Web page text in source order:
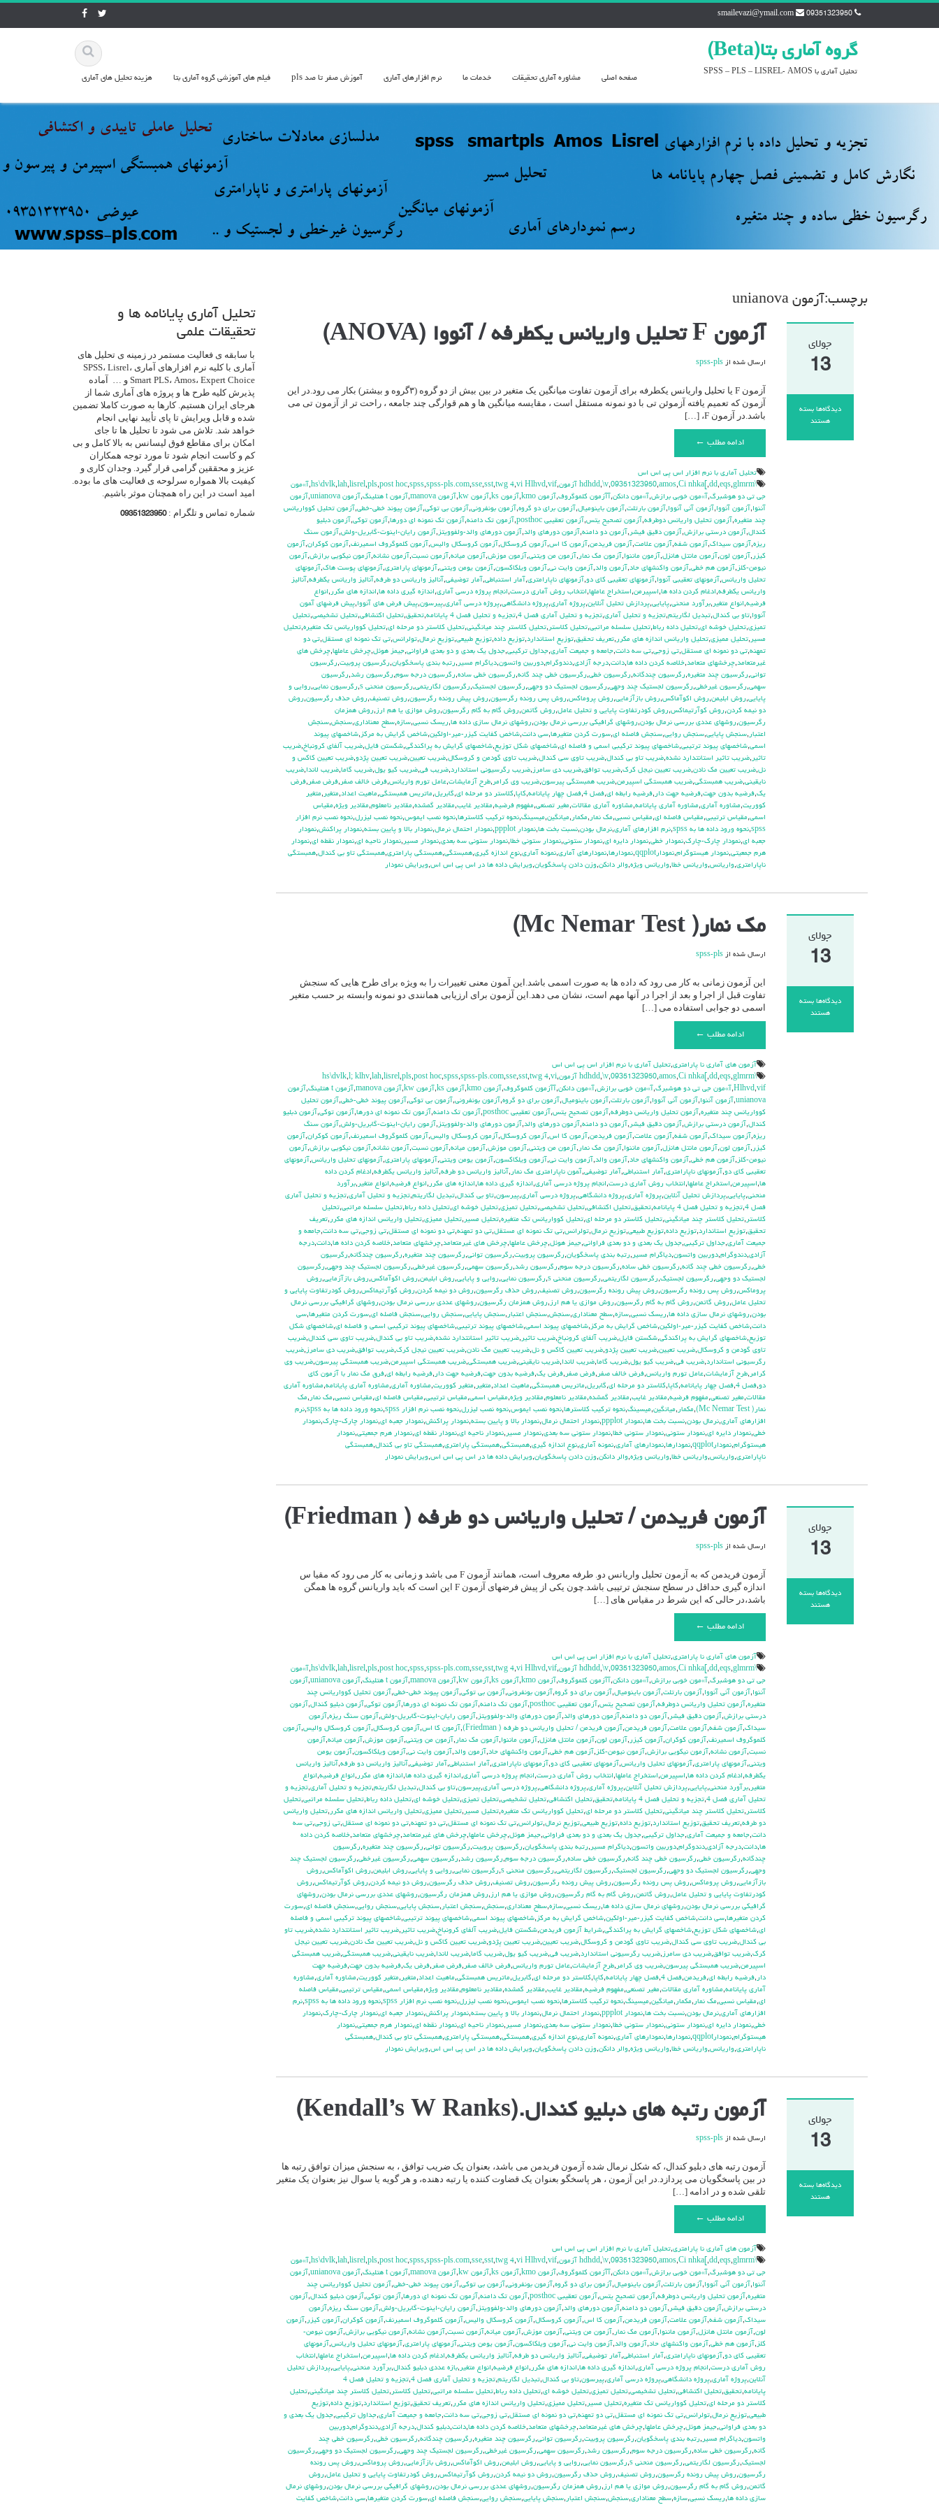
smailevazi@ymail.com
گروه آماري بتا(Beta)
تحليل آماري با SPSS – PLS – LISREL- AMOS
صفحه اصلی مشاوره آماري تحقيقات خدمات ما نرم افزارهای آماری آموزش صفر تا صد pls فيلم هاي آموزشي گروه آماري بتا هزينه تحليل هاي آماري
برچسب:آزمون unianova
جولای
13
دیدگاه‌ها
برای
بسته
هستند
آزمون F تحلیل واریانس یکطرفه / آنووا (ANOVA)
ارسال شده ازspss-pls
آزمون F یا تحلیل واریانس یکطرفه برای آزمون تفاوت میانگین یک متغیر در بین بیش از دو گروه (۳گروه و بیشتر) بکار می رود.در این
آزمون که تعمیم یافته آزموئن تی با دو نمونه مستقل است ، مقایسه میانگین ها و هم قوارگی چند جامعه ، راحت تر از آزمون تی می
باشد.در آزمون F، […]
ادامه مطلب ←
تحليل آماري با نرم افزار اس پي اس اس
\hdhdd
,\v,09351323950,amos,Ci nhka[ ,dd,eqs,glmrm آزمون ,
hs\dvlk,lah,lisrel,pls,post hoc,spss,spss-pls.com,sse,sst,twg 4,vi Hlhvd,vif
,آ»مون
جي تي دو هوشبرگ,آ»مون خوبي برازش,آ»مون دانكن,آآزمون كلموگروف,آزمون kmo ,آزمون ks ,آزمون kw ,آزمون manova ,آزمون t هتلينگ ,آزمون unianova ,آزمون
آننوا,آزمون آنووا,آزمون آني آنووا,آزمون بارتلت,آزمون باينوميال,آزمون براي دو گروه,آزمون بونفروني,آزمون بي توكي,آزمون پيوند خطي-خطي,آزمون تحليل كوواريانس
چند متغيره,آزمون تحليل واريانس دوطرفه,آزمون تصحيح يتس,آزمون تعقيبي posthoc ,آزمون تك دامنه,آزمون تك نمونه اي دورها,آزمون توكي,آزمون دبليو
كندال,آزمون درستي برازش,آزمون دقيق فيشر ,آزمون دو دامنه,آزمون دورهاي والد,آزمون دورهاي والد-ولفوويتز ,آزمون رايان-اينوت-گابريل-ولش,آزمون سنگ
ريزه,آزمون سيداك,آزمون شفه,آزمون علامت,آزمون فريدمن,آزمون كا اس,آزمون كروسكال,آزمون كروسكال واليس,آزمون كلموگروف اسميرنف,آزمون كوكران,آزمون
كيزر ,آزمون لون,آزمون مانتل هانزل,آزمون ماننوا,آزمون مك نمار ,آزمون من ويتني,آزمون موزش,آزمون ميانه,آزمون نسبت,آزمون نشانه,آزمون نيكويي برازش,آزمون
نيومن-كلز ,آزمون هم خطي,آزمون واكنشهاي حاد,آزمون والد,آزمون وايت ني,آزمون ويلكاكسون,آزمون يومن ويتني,آزمونهاي پارامتري,آزمونهاي پوست هاك,آزمونهاي
تحليل واريانس,آزمونهاي تعقيبي آنووا,آزمونهاي تعقيبي كاي دو,آزمونهاي ناپارامتري,آمار استنباطي,آمار توضيفي,آناليز واريانس دو طرفه,آناليز واريانس يكطرفه,آناليز
واريانس يکطرفه,ادغام كردن داده ها,اسپيرمن,استخراج عاملها,انتخاب روش آماري درست,انجام پروژه درسي آماري,اندازه گيري داده ها,اندازه هاي مكرر ,انواع
فرضيه,انواع متغير ,برآورد منحني,پايايي,پردازش تحليل آنلاين,پروژه آماري,پروژه دانشگاهي,پروژه درسي آماري,پيرسون,پيش فرض هاي آنووا,پيش فرضهاي آ‍مون
آنووا,تاو بي کندال,تبديل لگاريتم,تجزيه و تحليل آماري,تجزيه و تحليل آماري فصل 4 ,تجزيه و تحليل فصل 4 پايانامه ,تحقيق,تحليل اكتشافي,تحليل تشخيصي,تحليل
تميزي,تحليل خوشه اي,تحليل داده رباط,تحليل سلسله مراتبي,تحليل كلاستر ,تحليل كلاستر چند ميانگيني,تحليل كلاستر دو مرحله اي,تحليل كوواريانس تك متغيره,تحليل
مسير ,تحليل مميزي,تحليل واريانس اندازه هاي مكرر ,تعريف تحقيق,توزيع استاندارد,توزيع داده,توزيع طبيعي,توزيع نرمال,تولرانس,تي تک نمونه اي مستقل,تي دو
تمهنه,تي دو نمونه اي مستقل,تي زوجي,تي سه دانت,جامعه و جميعت آماري,جداول تركيبي,جدول يك بعدي و دو بعدي فراواني,جيمز هوئل,چرخش عاملها,چرخش هاي
غيرمتعامد,چرخشهاي متعامد,خلاصه كردن داده ها,دانت,درجه آزادي,دندوگرام,دوربين واتسون,دياگرام مسير ,رتبه بندي پاسخگويان,رگرسيون پروبيت,رگرسيون
تواني,رگرسيون چند متغيره,رگرسيون چندگانه,رگرسيون خطي,رگرسيون خطي چند گانه,رگرسيون خطي ساده,رگرسيون درجه سوم,رگرسيون رشد,رگرسيون
سهمي,رگرسيون غيرخطي,رگرسيون لجستيك چند وجهي,رگرسيون لجستيك دو وجهي,رگرسيون لجستيک,رگرسيون لگاريتمي,رگرسيون منحني s ,رگرسيون نمايي,روايي و
پايايي,روش ابليمن,روش اكوآماكس,روش بازآزمايي,روش پروماكس,روش پس رونده رگرسيون,روش پيش رونده رگرسيون,روش تصنيف,روش حذف رگرسيون,روش
دو نيمه كردن,روش كوآرتيماكس,روش كودرتفاوت پايايي و تحليل عامل,روش گاتمن,روش گام به گام رگرسيون,روش موازي يا هم ارز ,روش همزمان
رگرسيون,روشهاي عددي بررسي نرمال بودن,روشهاي گرافيكي بررسي نرمال بودن,روشهاي نرمال سازي داده ها,ريسك نسبي,سازه,سطح معناداري,سنجش,سنجش
اعتبار ,سنجش پايايي,سنجش روايي,سنجش فاصله اي,سورت كردن متغيرها,سي دانت,شاخص كفايت كيزر-مير-اولكين,شاخص گرايش به مركز ,شاخصهاي پيوند
اسمي,شاخصهاي پيوند ترتيبي,شاخصهاي پيوند تركيبي اسمي و فاصله اي,شاخصهاي شكل توزيع,شاخصهاي گرايش به پراكندگي,شكستن فايل,ضريب آلفاي کرونباخ,ضريب
تاثير ,ضريب تاثير استانتدارد نشده,ضريب تاو بي كندال,ضريب تاوي سي كندال,ضريب تاوي گودمن و كروسكال,ضريب تعيين,ضريب تعيين پژدو,ضريب تعيين كاكس و
نل,ضريب تعيين مك نادن,ضريب تعيين نيجل كرك,ضريب توافق,ضريب دي سامرز ,ضريب رگرسيوني استاندارد,ضريب في,ضريب كيو يول,ضريب گاما,ضريب لاندا,ضريب
نايقيني,ضريب همبستگي,ضريب همبستگي اسپيرمن,ضريب همبستگي پيرسون,ضريب وي كرامر ,طرح آزمايشات,عامل تورم واريانس,فرض خالف صفر ,فرض صفر ,فرض
يك,فرضيه بدون جهت,فرضيه جهت دار ,فرضيه رابطه اي,فصل 4 ,فصل چهار پايانامه,كاپا,كلاستر دو مرحله اي,گابريل,ماتريس همبستگي,ماهيت اعداد,متغير ,متغير
كووريت,مشاوره آماري,مشاوره آماري پايانامه,مشاوره آماري مقالات,مغير تصنعي,مفهوم فرضيه,مقادير غايب,مقادير گمشده,مقادير نامعلوم,مقادير ويژه,مقياس
اسمي,مقياس ترتيبي,مقياس فاصله اي,مقياس نسبي,مك نمار ,مكمار ,ميانگين,ميسينگ,نحوه تركيب كلاسترها,نحوه نصب ايموس,نحوه نصب ليزرل,نحوه نصب نرم افزار
spss
,نحوه ورود داده ها به spss ,نرم افزارهاي آماري,نرمال بودن,نسبت بخت ها,نمودار ppplot ,نمودار احتمال نرمال,نمودار بالا و پايين بسته,نمودار پراكنش,نمودار
جعبه اي,نمودار چارك-چارك,نمودار خطي,نمودار دايره اي,نمودار ستوني,نمودار ستوني خطا,نمودار ستوني سه بعدي,نمودار مسير ,نمودار ناحيه اي,نمودار نقطه اي,نمودار
هرم جمعيتي,نمودار هيستوگرام,نمودارqqplot ,نمودارها,نمودارهاي آماري,نمونه آماري,نوع اندازه گيري,همبستگي,همبستگي پارامتري,همبستگي تاو بي کندال,همبستگي
ناپارامتري,واريانس,واريانس خطا,واريانس ويژه,والر دانكن,وزن دادن پاسخگويان,ويرايش داده ها در اس پي اس اس,ويرايش نمودار
جولای
13
دیدگاه‌ها
برای
بسته
هستند
مک نمار( Mc Nemar Test)
ارسال شده ازspss-pls
این آ‍زمون زمانی به کار می رود که داده ها به صورت اسمی باشد.این آ‍مون معنی تغییرات را به ویژه برای طرح هایی که سنجش
تفاوت قبل از اجرا و بعد از اجرا در آنها مهم است، نشان می دهد.این آ‍زمون برای ارزیابی همانندی دو نمونه وابسته بر حسب متغیر
اسمی دو جوابی استفاده می […]
ادامه مطلب ←
آزمون هاي آماري نا پارامتري,تحليل آماري با نرم افزار اس پي اس اس
\hdhdd
,\v,09351323950,amos,Ci nhka[ ,dd,eqs,glmrm آزمون ,
hs\dvlk,l; klhv,lah,lisrel,pls,post hoc,spss,spss-pls.com,sse,sst,twg 4,vi
Hlhvd,vif
,آ»مون جي تي دو هوشبرگ,آ»مون خوبي برازش,آ»مون دانكن,آآزمون كلموگروف,آزمون kmo ,آزمون ks ,آزمون kw ,آزمون manova ,آزمون t هتلينگ ,آزمون
unianova
,آزمون آننوا,آزمون آني آنووا,آزمون بارتلت,آزمون باينوميال,آزمون براي دو گروه,آزمون بونفروني,آزمون بي توكي,آزمون پيوند خطي-خطي,آزمون تحليل
كوواريانس چند متغيره,آزمون تحليل واريانس دوطرفه,آزمون تصحيح يتس,آزمون تعقيبي posthoc ,آزمون تك دامنه,آزمون تك نمونه اي دورها,آزمون توكي,آزمون دبليو
كندال,آزمون درستي برازش,آزمون دقيق فيشر ,آزمون دو دامنه,آزمون دورهاي والد,آزمون دورهاي والد-ولفوويتز ,آزمون رايان-اينوت-گابريل-ولش,آزمون سنگ
ريزه,آزمون سيداك,آزمون شفه,آزمون علامت,آزمون فريدمن,آزمون كا اس,آزمون كروسكال,آزمون كروسكال واليس,آزمون كلموگروف اسميرنف,آزمون كوكران,آزمون
كيزر ,آزمون لون,آزمون مانتل هانزل,آزمون ماننوا,آزمون مك نمار ,آزمون من ويتني,آزمون موزش,آزمون ميانه,آزمون نسبت,آزمون نشانه,آزمون نيكويي برازش,آزمون
نيومن-كلز ,آزمون هم خطي,آزمون واكنشهاي حاد,آزمون والد,آزمون وايت ني,آزمون ويلكاكسون,آزمون يومن ويتني,آزمونهاي پارامتري,آزمونهاي تحليل واريانس,آزمونهاي
تعقيبي كاي دو,آزمونهاي ناپارامتري,آمار استنباطي,آمار توضيفي,آ‍مون ناپارامتري مك نمار ,آناليز واريانس دو طرفه,آناليز واريانس يکطرفه,ادغام كردن داده
ها,اسپيرمن,استخراج عاملها,انتخاب روش آماري درست,انجام پروژه درسي آماري,اندازه گيري داده ها,اندازه هاي مكرر ,انواع فرضيه,انواع متغير ,برآورد
منحني,پايايي,پردازش تحليل آنلاين,پروژه آماري,پروژه دانشگاهي,پروژه درسي آماري,پيرسون,تاو بي کندال,تبديل لگاريتم,تجزيه و تحليل آماري,تجزيه و تحليل آماري
فصل 4 ,تجزيه و تحليل فصل 4 پايانامه ,تحقيق,تحليل اكتشافي,تحليل تشخيصي,تحليل تميزي,تحليل خوشه اي,تحليل داده رباط,تحليل سلسله مراتبي,تحليل
كلاستر ,تحليل كلاستر چند ميانگيني,تحليل كلاستر دو مرحله اي,تحليل كوواريانس تك متغيره,تحليل مسير ,تحليل مميزي,تحليل واريانس اندازه هاي مكرر ,تعريف
تحقيق,توزيع استاندارد,توزيع داده,توزيع طبيعي,توزيع نرمال,تولرانس,تي تک نمونه اي مستقل,تي دو تمهنه,تي دو نمونه اي مستقل,تي زوجي,تي سه دانت,جامعه و
جميعت آماري,جداول تركيبي,جدول يك بعدي و دو بعدي فراواني,جيمز هوئل,چرخش عاملها,چرخش هاي غيرمتعامد,چرخشهاي متعامد,خلاصه كردن داده ها,دانت,درجه
آزادي,دندوگرام,دوربين واتسون,دياگرام مسير ,رتبه بندي پاسخگويان,رگرسيون پروبيت,رگرسيون تواني,رگرسيون چند متغيره,رگرسيون چندگانه,رگرسيون
خطي,رگرسيون خطي چند گانه,رگرسيون خطي ساده,رگرسيون درجه سوم,رگرسيون رشد,رگرسيون سهمي,رگرسيون غيرخطي,رگرسيون لجستيك چند وجهي,رگرسيون
لجستيك دو وجهي,رگرسيون لجستيک,رگرسيون لگاريتمي,رگرسيون منحني s ,رگرسيون نمايي,روايي و پايايي,روش ابليمن,روش اكوآماكس,روش بازآزمايي,روش
پروماكس,روش پس رونده رگرسيون,روش پيش رونده رگرسيون,روش تصنيف,روش حذف رگرسيون,روش دو نيمه كردن,روش كوآرتيماكس,روش كودرتفاوت پايايي و
تحليل عامل,روش گاتمن,روش گام به گام رگرسيون,روش موازي يا هم ارز ,روش همزمان رگرسيون,روشهاي عددي بررسي نرمال بودن,روشهاي گرافيكي بررسي نرمال
بودن,روشهاي نرمال سازي داده ها,ريسك نسبي,سازه,سطح معناداري,سنجش,سنجش اعتبار ,سنجش پايايي,سنجش روايي,سنجش فاصله اي,سورت كردن متغيرها,سي
دانت,شاخص كفايت كيزر-مير-اولكين,شاخص گرايش به مركز ,شاخصهاي پيوند اسمي,شاخصهاي پيوند ترتيبي,شاخصهاي پيوند تركيبي اسمي و فاصله اي,شاخصهاي شكل
توزيع,شاخصهاي گرايش به پراكندگي,شكستن فايل,ضريب آلفاي کرونباخ,ضريب تاثير ,ضريب تاثير استانتدارد نشده,ضريب تاو بي كندال,ضريب تاوي سي كندال,ضريب
تاوي گودمن و كروسكال,ضريب تعيين,ضريب تعيين پژدو,ضريب تعيين كاكس و نل,ضريب تعيين مك نادن,ضريب تعيين نيجل كرك,ضريب توافق,ضريب دي سامرز ,ضريب
رگرسيوني استاندارد,ضريب في,ضريب كيو يول,ضريب گاما,ضريب لاندا,ضريب نايقيني,ضريب همبستگي,ضريب همبستگي اسپيرمن,ضريب همبستگي پيرسون,ضريب وي
كرامر ,طرح آزمايشات,عامل تورم واريانس,فرض خالف صفر ,فرض صفر ,فرض يك,فرضيه بدون جهت,فرضيه جهت دار ,فرضيه رابطه اي,فرق مك نمار با آزمون كاي
دو,فصل 4 ,فصل چهار پايانامه,كاپا,كلاستر دو مرحله اي,گابريل,ماتريس همبستگي,ماهيت اعداد,متغير ,متغير كووريت,مشاوره آماري,مشاوره آماري پايانامه,مشاوره آماري
مقالات,مغير تصنعي,مفهوم فرضيه,مقادير غايب,مقادير گمشده,مقادير نامعلوم,مقادير ويژه,مقياس اسمي,مقياس ترتيبي,مقياس فاصله اي,مقياس نسبي,مك نمار ,مك
نمار( Mc Nemar Test)
,مكمار ,ميانگين,ميسينگ,نحوه تركيب كلاسترها,نحوه نصب ايموس,نحوه نصب ليزرل,نحوه نصب نرم افزار spss ,نحوه ورود داده ها به spss ,نرم
افزارهاي آماري,نرمال بودن,نسبت بخت ها,نمودار ppplot ,نمودار احتمال نرمال,نمودار بالا و پايين بسته,نمودار پراكنش,نمودار جعبه اي,نمودار چارك-چارك,نمودار
خطي,نمودار دايره اي,نمودار ستوني,نمودار ستوني خطا,نمودار ستوني سه بعدي,نمودار مسير ,نمودار ناحيه اي,نمودار نقطه اي,نمودار هرم جمعيتي,نمودار
هيستوگرام,نمودارqqplot ,نمودارها,نمودارهاي آماري,نمونه آماري,نوع اندازه گيري,همبستگي,همبستگي پارامتري,همبستگي تاو بي کندال,همبستگي
ناپارامتري,واريانس,واريانس خطا,واريانس ويژه,والر دانكن,وزن دادن پاسخگويان,ويرايش داده ها در اس پي اس اس,ويرايش نمودار
جولای
13
دیدگاه‌ها
برای
بسته
هستند
آزمون فریدمن / تحلیل واریانس دو طرفه ( Friedman)
ارسال شده ازspss-pls
آزمون فریدمن که به آزمون تحلیل واریانس دو. طرفه معروف است، همانند آزمون F می باشد و زمانی به کار می رود که مقیا س
اندازه گیری حداقل در سطح سنجش ترتیبی باشد.چون یکی از پیش فرضهای آزمون F این است که باید واریانس گروه ها همگن
باشد،در حالی که این شرط در مقیاس های […]
ادامه مطلب ←
آزمون هاي آماري نا پارامتري,تحليل آماري با نرم افزار اس پي اس اس
\hdhdd
,\v,09351323950,amos,Ci nhka[ ,dd,eqs,glmrm آزمون ,
hs\dvlk,lah,lisrel,pls,post hoc,spss,spss-pls.com,sse,sst,twg 4,vi Hlhvd,vif
,آ»مون
جي تي دو هوشبرگ,آ»مون خوبي برازش,آ»مون دانكن,آآزمون كلموگروف,آزمون kmo ,آزمون ks ,آزمون kw ,آزمون manova ,آزمون t هتلينگ ,آزمون unianova ,آزمون
آننوا,آزمون آني آنووا,آزمون بارتلت,آزمون باينوميال,آزمون براي دو گروه,آزمون بونفروني,آزمون بي توكي,آزمون پيوند خطي-خطي,آزمون تحليل كوواريانس چند
متغيره,آزمون تحليل واريانس دوطرفه,آزمون تصحيح يتس,آزمون تعقيبي posthoc ,آزمون تك دامنه,آزمون تك نمونه اي دورها,آزمون توكي,آزمون دبليو كندال,آزمون
درستي برازش,آزمون دقيق فيشر ,آزمون دو دامنه,آزمون دورهاي والد,آزمون دورهاي والد-ولفوويتز ,آزمون رايان-اينوت-گابريل-ولش,آزمون سنگ ريزه,آزمون
سيداك,آزمون شفه,آزمون علامت,آزمون فريدمن,آزمون فريدمن / تحليل واريانس دو طرفه ( Friedman) ,آزمون كا اس,آزمون كروسكال,آزمون كروسكال واليس,آزمون
كلموگروف اسميرنف,آزمون كوكران,آزمون كيزر ,آزمون لون,آزمون مانتل هانزل,آزمون ماننوا,آزمون مك نمار ,آزمون من ويتني,آزمون موزش,آزمون ميانه,آزمون
نسبت,آزمون نشانه,آزمون نيكويي برازش,آزمون نيومن-كلز ,آزمون هم خطي,آزمون واكنشهاي حاد,آزمون والد,آزمون وايت ني,آزمون ويلكاكسون,آزمون يومن
ويتني,آزمونهاي پارامتري,آزمونهاي تحليل واريانس,آزمونهاي تعقيبي كاي دو,آزمونهاي ناپارامتري,آمار استنباطي,آمار توضيفي,آناليز واريانس دو طرفه,آناليز واريانس
يکطرفه,ادغام كردن داده ها,اسپيرمن,استخراج عاملها,انتخاب روش آماري درست,انجام پروژه درسي آماري,اندازه گيري داده ها,اندازه هاي مكرر ,انواع فرضيه,انواع
متغير ,برآورد منحني,پايايي,پردازش تحليل آنلاين,پروژه آماري,پروژه دانشگاهي,پروژه درسي آماري,پيرسون,تاو بي کندال,تبديل لگاريتم,تجزيه و تحليل آماري,تجزيه و
تحليل آماري فصل 4 ,تجزيه و تحليل فصل 4 پايانامه ,تحقيق,تحليل اكتشافي,تحليل تشخيصي,تحليل تميزي,تحليل خوشه اي,تحليل داده رباط,تحليل سلسله مراتبي,تحليل
كلاستر ,تحليل كلاستر چند ميانگيني,تحليل كلاستر دو مرحله اي,تحليل كوواريانس تك متغيره,تحليل مسير ,تحليل مميزي,تحليل واريانس اندازه هاي مكرر ,تحليل واريانس
دو طرفه,تعريف تحقيق,توزيع استاندارد,توزيع داده,توزيع طبيعي,توزيع نرمال,تولرانس,تي تک نمونه اي مستقل,تي دو تمهنه,تي دو نمونه اي مستقل,تي زوجي,تي سه
دانت,جامعه و جميعت آماري,جداول تركيبي,جدول يك بعدي و دو بعدي فراواني,جيمز هوئل,چرخش عاملها,چرخش هاي غيرمتعامد,چرخشهاي متعامد,خلاصه كردن داده
ها,دانت,درجه آزادي,دندوگرام,دوربين واتسون,دياگرام مسير ,رتبه بندي پاسخگويان,رگرسيون پروبيت,رگرسيون تواني,رگرسيون چند متغيره,رگرسيون
چندگانه,رگرسيون خطي,رگرسيون خطي چند گانه,رگرسيون خطي ساده,رگرسيون درجه سوم,رگرسيون رشد,رگرسيون سهمي,رگرسيون غيرخطي,رگرسيون لجستيك چند
وجهي,رگرسيون لجستيك دو وجهي,رگرسيون لجستيک,رگرسيون لگاريتمي,رگرسيون منحني s ,رگرسيون نمايي,روايي و پايايي,روش ابليمن,روش اكوآماكس,روش
بازآزمايي,روش پروماكس,روش پس رونده رگرسيون,روش پيش رونده رگرسيون,روش تصنيف,روش حذف رگرسيون,روش دو نيمه كردن,روش كوآرتيماكس,روش
كودرتفاوت پايايي و تحليل عامل,روش گاتمن,روش گام به گام رگرسيون,روش موازي يا هم ارز ,روش همزمان رگرسيون,روشهاي عددي بررسي نرمال بودن,روشهاي
گرافيكي بررسي نرمال بودن,روشهاي نرمال سازي داده ها,ريسك نسبي,سازه,سطح معناداري,سنجش,سنجش اعتبار ,سنجش پايايي,سنجش روايي,سنجش فاصله اي,سورت
كردن متغيرها,سي دانت,شاخص كفايت كيزر-مير-اولكين,شاخص گرايش به مركز ,شاخصهاي پيوند اسمي,شاخصهاي پيوند ترتيبي,شاخصهاي پيوند تركيبي اسمي و فاصله
اي,شاخصهاي شكل توزيع,شاخصهاي گرايش به پراكندگي,شرايط آزمون فريدمن,شكستن فايل,ضريب آلفاي کرونباخ,ضريب تاثير ,ضريب تاثير استانتدارد نشده,ضريب تاو
بي كندال,ضريب تاوي سي كندال,ضريب تاوي گودمن و كروسكال,ضريب تعيين,ضريب تعيين پژدو,ضريب تعيين كاكس و نل,ضريب تعيين مك نادن,ضريب تعيين نيجل
كرك,ضريب توافق,ضريب دي سامرز ,ضريب رگرسيوني استاندارد,ضريب في,ضريب كيو يول,ضريب گاما,ضريب لاندا,ضريب نايقيني,ضريب همبستگي,ضريب همبستگي
اسپيرمن,ضريب همبستگي پيرسون,ضريب وي كرامر ,طرح آزمايشات,عامل تورم واريانس,فرض خالف صفر ,فرض صفر ,فرض يك,فرضيه بدون جهت,فرضيه جهت
دار ,فرضيه رابطه اي,فريدمن,فصل 4 ,فصل چهار پايانامه,كاپا,كلاستر دو مرحله اي,گابريل,ماتريس همبستگي,ماهيت اعداد,متغير ,متغير كووريت,مشاوره آماري,مشاوره
آماري پايانامه,مشاوره آماري مقالات,مغير تصنعي,مفهوم فرضيه,مقادير غايب,مقادير گمشده,مقادير نامعلوم,مقادير ويژه,مقياس اسمي,مقياس ترتيبي,مقياس فاصله
اي,مقياس نسبي,مك نمار ,مكمار ,ميانگين,ميسينگ,نحوه تركيب كلاسترها,نحوه نصب ايموس,نحوه نصب ليزرل,نحوه نصب نرم افزار spss ,نحوه ورود داده ها به spss ,نرم
افزارهاي آماري,نرمال بودن,نسبت بخت ها,نمودار ppplot ,نمودار احتمال نرمال,نمودار بالا و پايين بسته,نمودار پراكنش,نمودار جعبه اي,نمودار چارك-چارك,نمودار
خطي,نمودار دايره اي,نمودار ستوني,نمودار ستوني خطا,نمودار ستوني سه بعدي,نمودار مسير ,نمودار ناحيه اي,نمودار نقطه اي,نمودار هرم جمعيتي,نمودار
هيستوگرام,نمودارqqplot ,نمودارها,نمودارهاي آماري,نمونه آماري,نوع اندازه گيري,همبستگي,همبستگي پارامتري,همبستگي تاو بي کندال,همبستگي
ناپارامتري,واريانس,واريانس خطا,واريانس ويژه,والر دانكن,وزن دادن پاسخگويان,ويرايش داده ها در اس پي اس اس,ويرايش نمودار
جولای
13
دیدگاه‌ها
برای
بسته
هستند
آزمون رتبه های دبلیو کندال.(Kendall’s W Ranks)
ارسال شده ازspss-pls
آزمون رتبه های دبلیو کندال، که شکل نرمال شده آزمون فریدمن می باشد، بعنوان یک ضریب توافق ، به سنجش میزان توافق رتبه ها
در بین پاسخگویان می پردازد.در این آزمون ، هر پاسخگو بعنوان یک قضاوت کننده یا رتبه دهنده، و هر گویه یا سوال نیز بعنوان یک متغیر
تلقی شده و در ادامه […]
ادامه مطلب ←
آزمون هاي آماري نا پارامتري,تحليل آماري با نرم افزار اس پي اس اس
\hdhdd
,\v,09351323950,amos,Ci nhka[ ,dd,eqs,glmrm آزمون ,
hs\dvlk,lah,lisrel,pls,post hoc,spss,spss-pls.com,sse,sst,twg 4,vi Hlhvd,vif
,آ»مون
جي تي دو هوشبرگ,آ»مون خوبي برازش,آ»مون دانكن,آآزمون كلموگروف,آزمون kmo ,آزمون ks ,آزمون kw ,آزمون manova ,آزمون t هتلينگ ,آزمون unianova ,آزمون
آننوا,آزمون آني آنووا,آزمون بارتلت,آزمون باينوميال,آزمون براي دو گروه,آزمون بونفروني,آزمون بي توكي,آزمون پيوند خطي-خطي,آزمون تحليل كوواريانس چند
متغيره,آزمون تحليل واريانس دوطرفه,آزمون تصحيح يتس,آزمون تعقيبي posthoc ,آزمون تك دامنه,آزمون تك نمونه اي دورها,آزمون توكي,آزمون دبليو كندال,آزمون
درستي برازش,آزمون دقيق فيشر ,آزمون دو دامنه,آزمون دورهاي والد,آزمون دورهاي والد-ولفوويتز ,آزمون رايان-اينوت-گابريل-ولش,آزمون سنگ ريزه,آزمون
سيداك,آزمون شفه,آزمون علامت,آزمون فريدمن,آزمون كا اس,آزمون كروسكال,آزمون كروسكال واليس,آزمون كلموگروف اسميرنف,آزمون كوكران,آزمون كيزر ,آزمون
لون,آزمون مانتل هانزل,آزمون ماننوا,آزمون مك نمار ,آزمون من ويتني,آزمون موزش,آزمون ميانه,آزمون نسبت,آزمون نشانه,آزمون نيكويي برازش,آزمون نيومن-
كلز ,آزمون هم خطي,آزمون واكنشهاي حاد,آزمون والد,آزمون وايت ني,آزمون ويلكاكسون,آزمون يومن ويتني,آزمونهاي پارامتري,آزمونهاي تحليل واريانس,آزمونهاي
تعقيبي كاي دو,آزمونهاي ناپارامتري,آمار استنباطي,آمار توضيفي,آناليز واريانس دو طرفه,آناليز واريانس يکطرفه,ادغام كردن داده ها,اسپيرمن,استخراج عاملها,انتخاب
روش آماري درست,انجام پروژه درسي آماري,اندازه گيري داده ها,اندازه هاي مكرر ,انواع فرضيه,انواع متغير ,بازه عددي دبليو كندال,برآورد منحني,پايايي,پردازش تحليل
آنلاين,پروژه آماري,پروژه دانشگاهي,پروژه درسي آماري,پيرسون,تاو بي کندال,تبديل لگاريتم,تجزيه و تحليل آماري فصل 4 ,
تجزيه و تحليل فصل 4
پايانامه,تحقيق,تحليل اكتشافي,تحليل تشخيصي,تحليل تميزي,تحليل خوشه اي,تحليل داده رباط,تحليل سلسله مراتبي,تحليل كلاستر ,تحليل كلاستر چند ميانگيني,تحليل
كلاستر دو مرحله اي,تحليل كوواريانس تك متغيره,تحليل مسير ,تحليل مميزي,تحليل واريانس اندازه هاي مكرر ,تعريف تحقيق,توزيع استاندارد,توزيع داده,توزيع
طبيعي,توزيع نرمال,تولرانس,تي تک نمونه اي مستقل,تي دو تمهنه,تي دو نمونه اي مستقل,تي زوجي,تي سه دانت,جامعه و جميعت آماري,جداول تركيبي,جدول يك بعدي و
دو بعدي فراواني,جيمز هوئل,چرخش عاملها,چرخش هاي غيرمتعامد,چرخشهاي متعامد,خلاصه كردن داده ها,دانت,دبليو كندال,درجه آزادي,دندوگرام,دوربين
واتسون,دياگرام مسير ,رتبه بندي پاسخگويان,رگرسيون پروبيت,رگرسيون تواني,رگرسيون چند متغيره,رگرسيون چندگانه,رگرسيون خطي,رگرسيون خطي چند
گانه,رگرسيون خطي ساده,رگرسيون درجه سوم,رگرسيون رشد,رگرسيون سهمي,رگرسيون غيرخطي,رگرسيون لجستيك چند وجهي,رگرسيون لجستيك دو وجهي,رگرسيون
لجستيک,رگرسيون لگاريتمي,رگرسيون منحني s ,رگرسيون نمايي,روايي و پايايي,روش ابليمن,روش اكوآماكس,روش بازآزمايي,روش پروماكس,روش پس رونده
رگرسيون,روش پيش رونده رگرسيون,روش تصنيف,روش حذف رگرسيون,روش دو نيمه كردن,روش كوآرتيماكس,روش كودرتفاوت پايايي و تحليل عامل,روش
گاتمن,روش گام به گام رگرسيون,روش موازي يا هم ارز ,روش همزمان رگرسيون,روشهاي عددي بررسي نرمال بودن,روشهاي گرافيكي بررسي نرمال بودن,روشهاي نرمال
سازي داده ها,ريسك نسبي,سازه,سطح معناداري,سنجش,سنجش اعتبار ,سنجش پايايي,سنجش روايي,سنجش فاصله اي,سورت كردن متغيرها,سي دانت,شاخص كفايت
تحلیل آماری پایانامه ها و
تحقیقات علمی
با سابقه ی فعالیت مستمر در زمینه ی تحلیل های
آماری با کلیه نرم افزارهای آماری SPSS، Lisrel،
Smart PLS، Amos، Expert Choice و … آماده
پذیرش کلیه طرح ها و پروژه های آماری شما از
هرجای ایران هستیم. کارها به صورت کاملا تضمین
شده و قابل ویرایش تا پای تأیید نهایی انجام
خواهد شد. تلاش می شود تا تحلیل ها تا جای
امکان برای مقاطع فوق لیسانس به بالا کامل و بی
کم و کاست انجام شود تا مورد توجه همکاران
عزیز و محققین گرامی قرار گیرد. وجدان کاری و
کیفیت بالا همواره سرلوحه ی فعالیت های ما بوده.
امید است در این راه همچنان موثر باشیم.
شماره تماس و تلگرام :09351323950